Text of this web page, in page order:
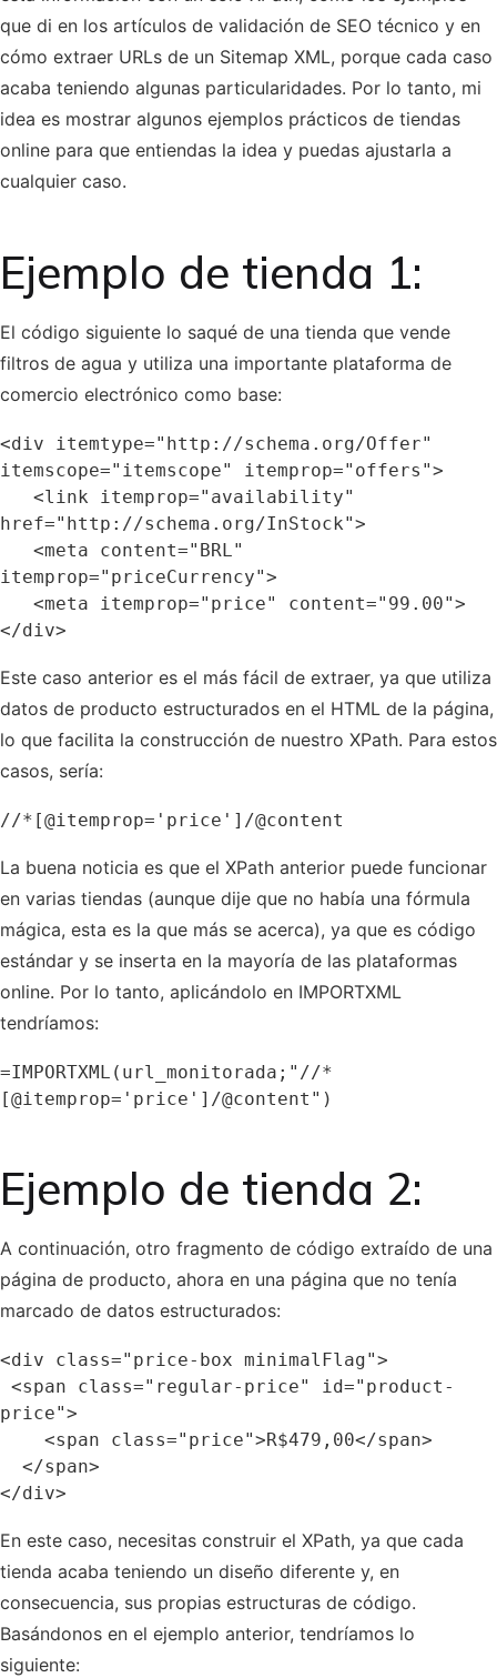
que di en los artículos de validación de SEO técnico y en
cómo extraer URLs de un Sitemap XML, porque cada caso
acaba teniendo algunas particularidades. Por lo tanto, mi
idea es mostrar algunos ejemplos prácticos de tiendas
online para que entiendas la idea y puedas ajustarla a
cualquier caso.
Ejemplo de tienda 1:
El código siguiente lo saqué de una tienda que vende
filtros de agua y utiliza una importante plataforma de
comercio electrónico como base:
<div itemtype="http://schema.org/Offer"
itemscope="itemscope" itemprop="offers">
href="http://schema.org/InStock">
itemprop="priceCurrency">
Este caso anterior es el más fácil de extraer, ya que utiliza
datos de producto estructurados en el HTML de la página,
lo que facilita la construcción de nuestro XPath. Para estos
casos, sería:
La buena noticia es que el XPath anterior puede funcionar
en varias tiendas (aunque dije que no había una fórmula
mágica, esta es la que más se acerca), ya que es código
estándar y se inserta en la mayoría de las plataformas
online. Por lo tanto, aplicándolo en IMPORTXML
tendríamos:
=IMPORTXML(url_monitorada;"//*
Ejemplo de tienda 2:
A continuación, otro fragmento de código extraído de una
página de producto, ahora en una página que no tenía
marcado de datos estructurados:
<div class="price-box minimalFlag">
price">
En este caso, necesitas construir el XPath, ya que cada
tienda acaba teniendo un diseño diferente y, en
consecuencia, sus propias estructuras de código.
Basándonos en el ejemplo anterior, tendríamos lo
siguiente: